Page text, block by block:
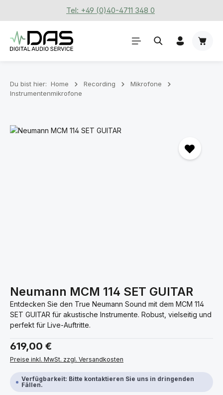
Zum Hauptinhalt springenTel: +49 (0)40-4711 348 0
Du bist hier: Home Recording
Mikrofone
Instrumentenmikrofone
Bildergalerie überspringen
Neumann MCM 114 SET GUITAR
Entdecken Sie den True Neumann Sound mit dem MCM 114
SET GUITAR für akustische Instrumente. Robust, vielseitig und
perfekt für Live-Auftritte.
Regulärer Preis:
619,00 €
Preise inkl. MwSt. zzgl. Versandkosten
Verfügbarkeit: Bitte kontaktieren Sie uns in dringenden
Fällen.